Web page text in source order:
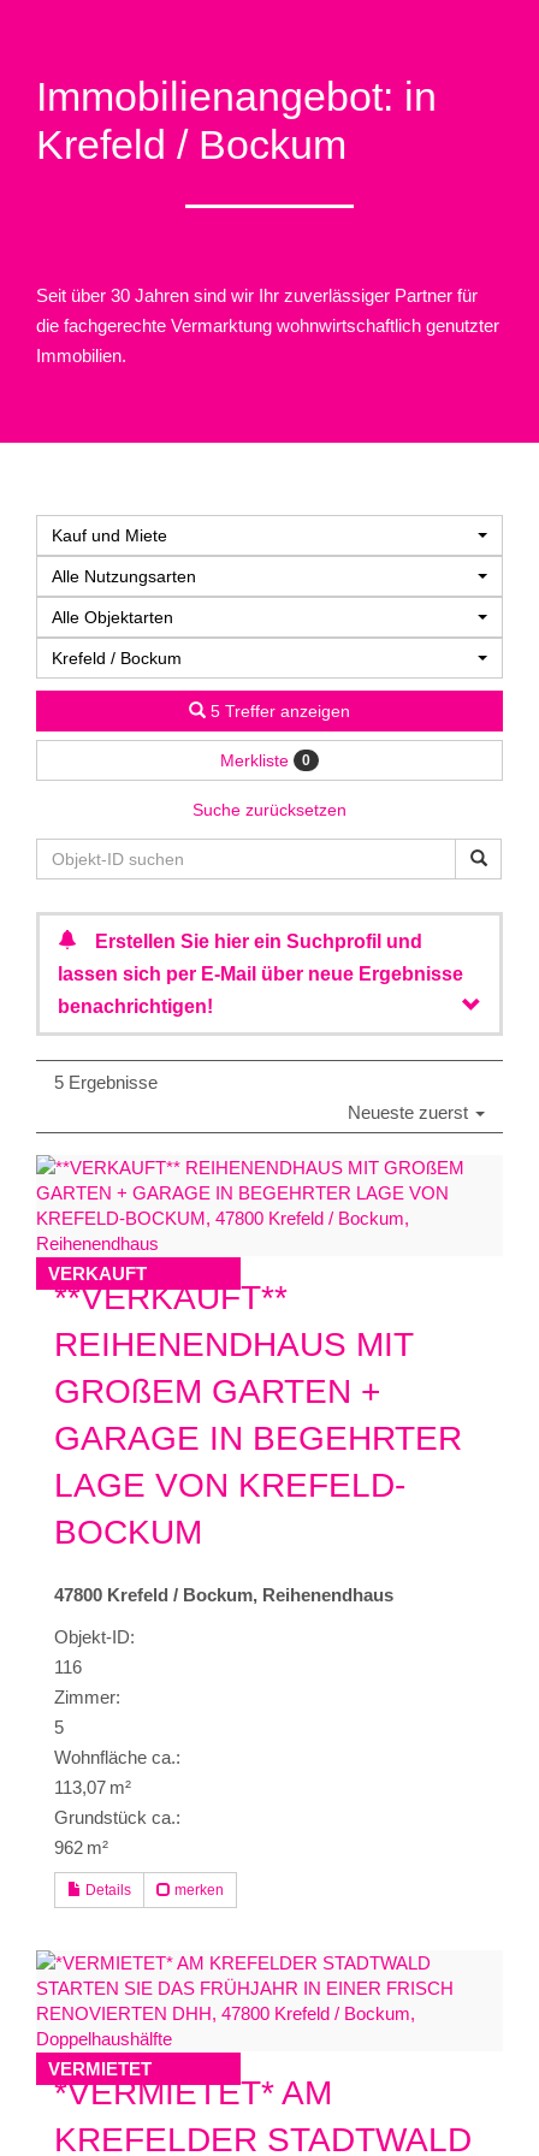
Immobilien­angebot: in
Krefeld / Bockum
Seit über 30 Jahren sind wir Ihr zuverlässiger Partner für
die fachgerechte Vermarktung wohnwirtschaftlich genutzter
Immobilien.
Kauf und Miete
Alle Nutzungsarten
Alle Objektarten
Krefeld / Bockum
5 Treffer anzeigen
Merkliste 0
Suche zurücksetzen
Erstellen Sie hier ein Suchprofil und
lassen sich per E-Mail über neue Ergebnisse
benachrichtigen!
5 Ergebnisse
Neueste zuerst
VERKAUFT
**VERKAUFT**
REIHENENDHAUS MIT
GROßEM GARTEN +
GARAGE IN BEGEHRTER
LAGE VON KREFELD-
BOCKUM
47800 Krefeld / Bockum, Reihenendhaus
Objekt-ID:
116
Zimmer:
5
Wohnfläche ca.:
113,07 m²
Grund­stück ca.:
962 m²
Details merken
VERMIETET
*VERMIETET* AM
KREFELDER STADTWALD